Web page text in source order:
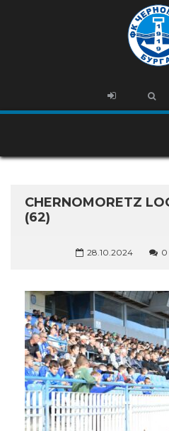
CHERNOMORETZ
(62)
28.10.2024 0